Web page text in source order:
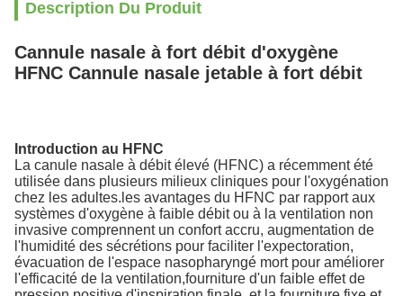
Description Du Produit
Cannule nasale à fort débit d'oxygène
HFNC Cannule nasale jetable à fort débit
Introduction au HFNC
La canule nasale à débit élevé (HFNC) a récemment été
utilisée dans plusieurs milieux cliniques pour l'oxygénation
chez les adultes.les avantages du HFNC par rapport aux
systèmes d'oxygène à faible débit ou à la ventilation non
invasive comprennent un confort accru, augmentation de
l'humidité des sécrétions pour faciliter l'expectoration,
évacuation de l'espace nasopharyngé mort pour améliorer
l'efficacité de la ventilation,fourniture d'un faible effet de